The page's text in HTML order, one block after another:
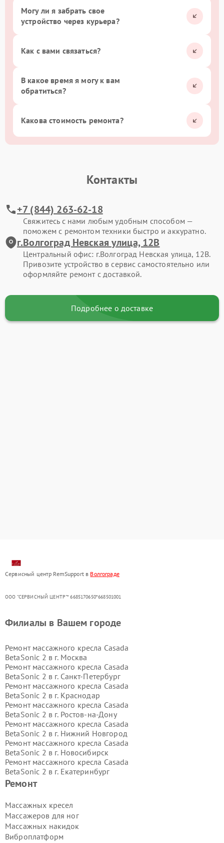
Могу ли я забрать свое
устройство через курьера?
Как с вами связаться?
В какое время я могу к вам
обратиться?
Какова стоимость ремонта?
Контакты
+7 (844) 263-62-18
Свяжитесь с нами любым удобным способом —
поможем с ремонтом техники быстро и аккуратно.
г.Волгоград Невская улица, 12В
Центральный офис: г.Волгоград Невская улица, 12В.
Привозите устройство в сервис самостоятельно или
оформляйте ремонт с доставкой.
Подробнее о доставке
Сервисный центр RemSupport в Волгограде
ООО "СЕРВИСНЫЙ ЦЕНТР"* 6685170650*668501001
Ремонт
Массажных кресел
Массажеров для ног
Массажных накидок
Виброплатформ
Филиалы в Вашем городе
Ремонт массажного кресла Casada
BetaSonic 2 в г. Москва
Ремонт массажного кресла Casada
BetaSonic 2 в г. Санкт-Петербург
Ремонт массажного кресла Casada
BetaSonic 2 в г. Краснодар
Ремонт массажного кресла Casada
BetaSonic 2 в г. Ростов-на-Дону
Ремонт массажного кресла Casada
BetaSonic 2 в г. Нижний Новгород
Ремонт массажного кресла Casada
BetaSonic 2 в г. Новосибирск
Ремонт массажного кресла Casada
BetaSonic 2 в г. Екатеринбург
Ремонт массажного кресла Casada
Ремонт массажного кресла Casada
BetaSonic 2 в г.Воронеж
Ремонт массажного кресла Casada
BetaSonic 2 в г.Волгоград
Ремонт массажного кресла Casada